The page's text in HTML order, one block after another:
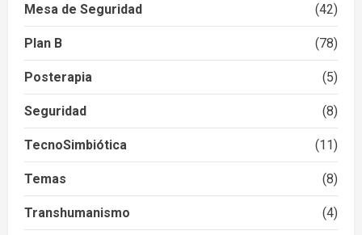
Mesa de Seguridad (42)
Plan B (78)
Posterapia (5)
Seguridad (8)
TecnoSimbiótica (11)
Temas (8)
Transhumanismo (4)